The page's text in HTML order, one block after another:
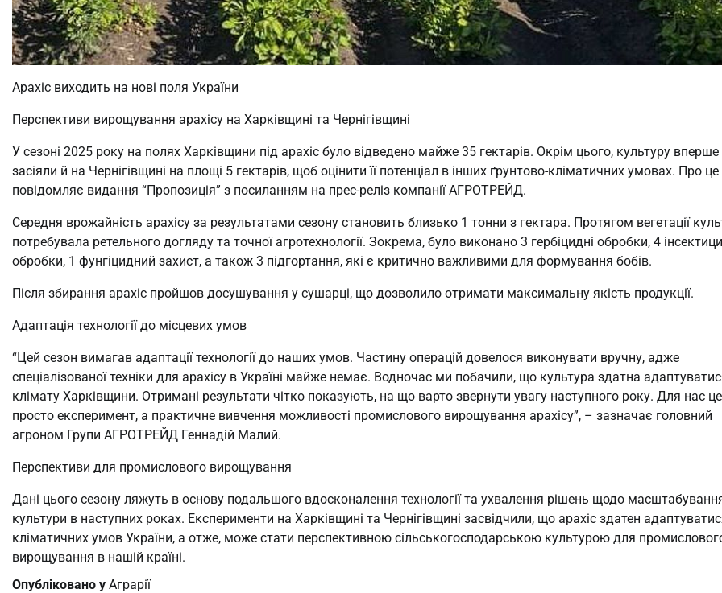
Арахіс виходить на нові поля України
Перспективи вирощування арахісу на Харківщині та Чернігівщині
У сезоні 2025 року на полях Харківщини під арахіс було відведено майже 35 гектарів. Окрім цього, культуру вперше
засіяли й на Чернігівщині на площі 5 гектарів, щоб оцінити її потенціал в інших ґрунтово-кліматичних умовах. Про це
повідомляє видання “Пропозиція” з посиланням на прес-реліз компанії АГРОТРЕЙД.
Середня врожайність арахісу за результатами сезону становить близько 1 тонни з гектара. Протягом вегетації
потребувала ретельного догляду та точної агротехнології. Зокрема, було виконано 3 гербіцидні обробки, 4
обробки, 1 фунгіцидний захист, а також 3 підгортання, які є критично важливими для формування бобів.
Після збирання арахіс пройшов досушування у сушарці, що дозволило отримати максимальну якість продукції.
Адаптація технології до місцевих умов
“Цей сезон вимагав адаптації технології до наших умов. Частину операцій довелося виконувати вручну, адже
спеціалізованої техніки для арахісу в Україні майже немає. Водночас ми побачили, що культура здатна
клімату Харківщини. Отримані результати чітко показують, на що варто звернути увагу наступного року. Для нас
просто експеримент, а практичне вивчення можливості промислового вирощування арахісу”, – зазначає головний
агроном Групи АГРОТРЕЙД Геннадій Малий.
Перспективи для промислового вирощування
Дані цього сезону ляжуть в основу подальшого вдосконалення технології та ухвалення рішень щодо
культури в наступних роках. Експерименти на Харківщині та Чернігівщині засвідчили, що арахіс здатен
кліматичних умов України, а отже, може стати перспективною сільськогосподарською культурою для
вирощування в нашій країні.
Опубліковано у Аграрії